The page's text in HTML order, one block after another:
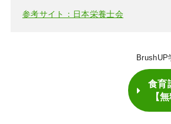
参考サイト：日本栄養士会
BrushUP
食育
【